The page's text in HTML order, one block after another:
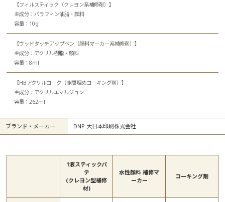
【フィルスティック（クレヨン系補修剤）】
主成分：パラフィン油脂・顔料
容量：10g
【ウッドタッチアップペン（顔料マーカー系補修剤）】
主成分：アクリル樹脂・顔料
容量：8ml
【HBアクリルコーク（隙間埋めコーキング剤）】
主成分：アクリルエマルジョン
容量：262ml
ブランド・メーカー DNP 大日本印刷株式会社
1液スティックパ
テ
(クレヨン型補修
材)
水性顔料 補修マ
ーカー
コーキング剤